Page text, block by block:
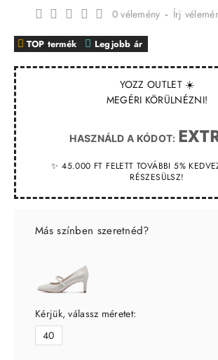
YOZZ OUTLET ☀️
MEGÉRI KÖRÜLNÉZNI!
HASZNÁLD A KÓDOT:
✨ 45.000 FT FELETT TOVÁBBI 5%
RÉSZESÜLSZ!
TOP termék Legjobb ár
0 vélemény - Írj
Más színben szeretnéd?
Kérjük, válassz méretet:
40